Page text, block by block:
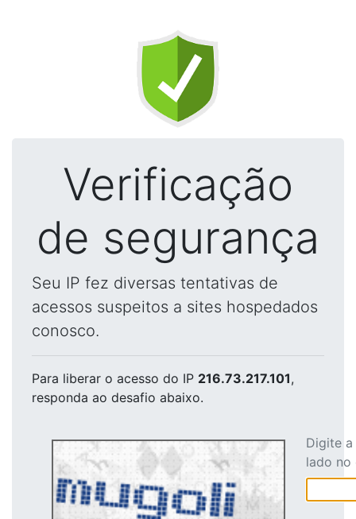
Verificação
de segurança
Seu IP fez diversas tentativas de
acessos suspeitos a sites hospedados
conosco.
Para liberar o acesso do IP 216.73.217.101,
responda ao desafio abaixo.
Digite
lado no